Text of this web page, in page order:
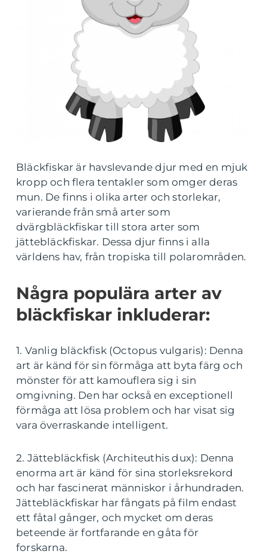
Bläckfiskar är havslevande djur med en mjuk
kropp och flera tentakler som omger deras
mun. De finns i olika arter och storlekar,
varierande från små arter som
dvärgbläckfiskar till stora arter som
jättebläckfiskar. Dessa djur finns i alla
världens hav, från tropiska till polarområden.
Några populära arter av
bläckfiskar inkluderar:
1. Vanlig bläckfisk (Octopus vulgaris): Denna
art är känd för sin förmåga att byta färg och
mönster för att kamouflera sig i sin
omgivning. Den har också en exceptionell
förmåga att lösa problem och har visat sig
vara överraskande intelligent.
2. Jättebläckfisk (Architeuthis dux): Denna
enorma art är känd för sina storleksrekord
och har fascinerat människor i århundraden.
Jättebläckfiskar har fångats på film endast
ett fåtal gånger, och mycket om deras
beteende är fortfarande en gåta för
forskarna.